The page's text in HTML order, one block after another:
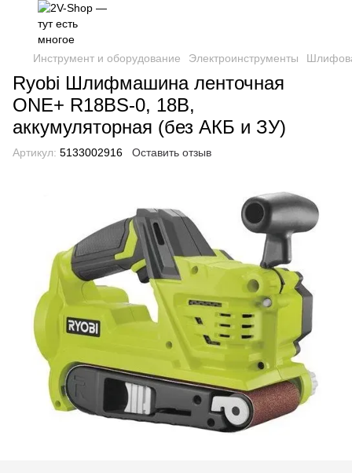
Инструмент и оборудование Электроинструменты
Ryobi Шлифмашина ленточная
ONE+ R18BS-0, 18В,
аккумуляторная (без АКБ и ЗУ)
Артикул: 5133002916 Оставить отзыв